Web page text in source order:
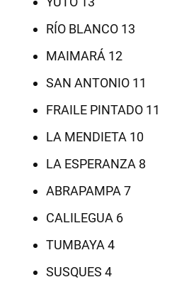
RÍO BLANCO 13
MAIMARÁ 12
SAN ANTONIO 11
FRAILE PINTADO 11
LA MENDIETA 10
LA ESPERANZA 8
ABRAPAMPA 7
CALILEGUA 6
TUMBAYA 4
SUSQUES 4